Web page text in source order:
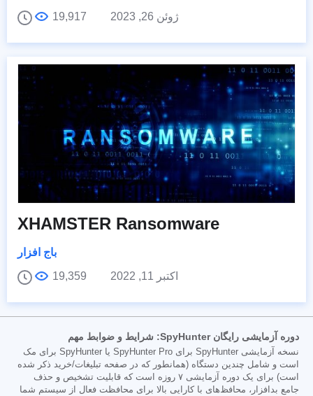
ژوئن 26, 2023
19,917
XHAMSTER Ransomware
باج افزار
اکتبر 11, 2022
19,359
دوره آزمایشی رایگان SpyHunter: شرایط و ضوابط مهم
نسخه آزمایشی SpyHunter برای SpyHunter Pro یا SpyHunter برای مک
است و شامل چندین دستگاه (همانطور که در صفحه تبلیغات/خرید ذکر شده
است) برای یک دوره آزمایشی ۷ روزه است که قابلیت تشخیص و حذف
جامع بدافزار، محافظ‌های با کارایی بالا برای محافظت فعال از سیستم شما